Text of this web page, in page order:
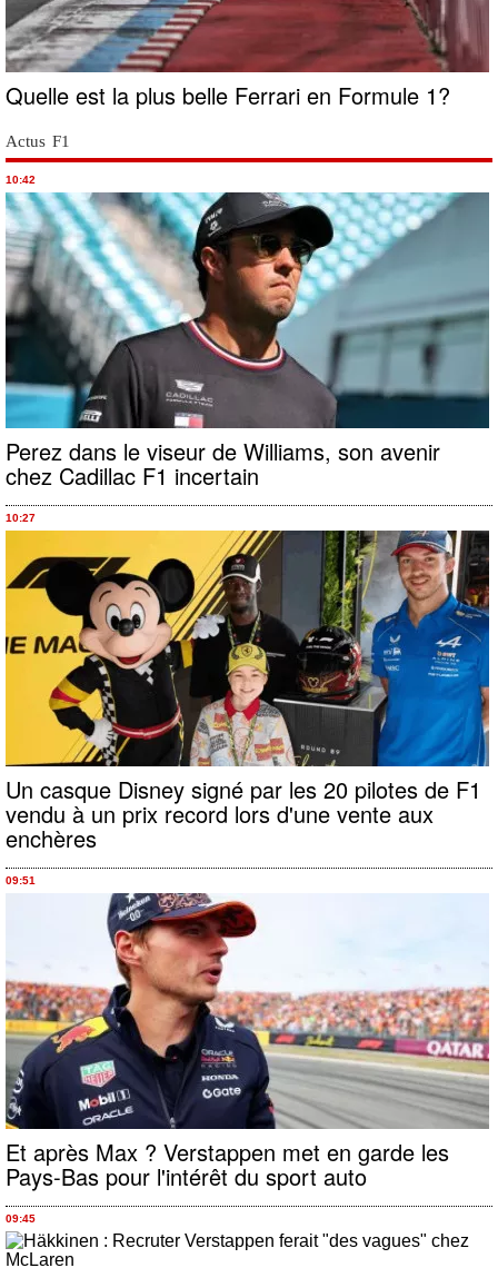
Quelle est la plus belle Ferrari en Formule 1?
Actus F1
10:42
Perez dans le viseur de Williams, son avenir
chez Cadillac F1 incertain
10:27
Un casque Disney signé par les 20 pilotes de F1
vendu à un prix record lors d'une vente aux
enchères
09:51
Et après Max ? Verstappen met en garde les
Pays-Bas pour l'intérêt du sport auto
09:45